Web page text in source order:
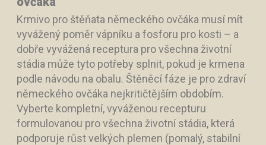
Krmivo pro štěňata německého ovčáka musí mít
vyvážený poměr vápníku a fosforu pro kosti – a
dobře vyvážená receptura pro všechna životní
stádia může tyto potřeby splnit, pokud je krmena
podle návodu na obalu. Štěněcí fáze je pro zdraví
německého ovčáka nejkritičtějším obdobím.
Vyberte kompletní, vyváženou recepturu
formulovanou pro všechna životní stádia, která
podporuje růst velkých plemen (pomalý, stabilní